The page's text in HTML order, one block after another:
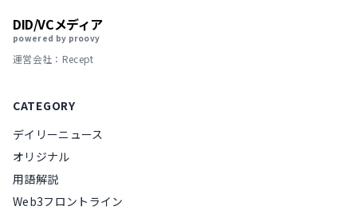
DID/VCメディア
powered by proovy
運営会社：Recept
CATEGORY
デイリーニュース
オリジナル
用語解説
Web3フロントライン